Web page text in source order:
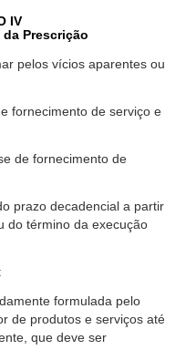
IV
da Prescrição
pelos vícios aparentes ou
fornecimento de serviço e
de fornecimento de
prazo decadencial a partir
do término da execução
formulada pelo
de produtos e serviços até
que deve ser